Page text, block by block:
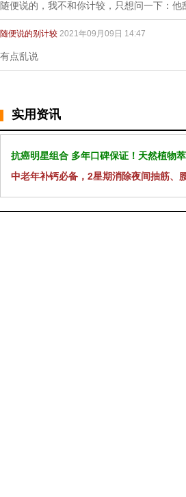
随便说的，我不和你计较，只想问一下：他
随便说的别计较 2021年09月09日 14:47
有点乱说
实用资讯
抗癌明星组合 多年口碑保证！天然植物
中老年补钙必备，2星期消除夜间抽筋、